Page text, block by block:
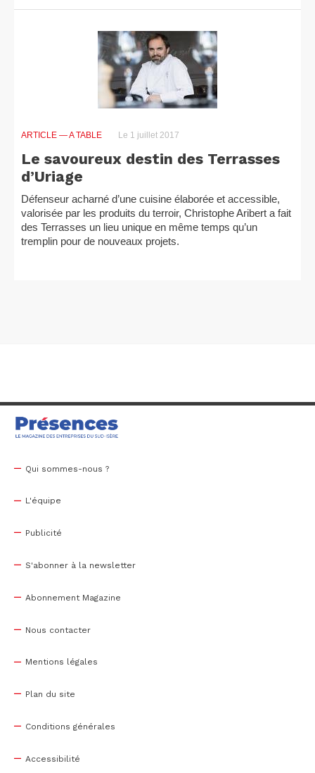
ARTICLE — A TABLE Le 1 juillet 2017
Le savoureux destin des Terrasses
d’Uriage
Défenseur acharné d’une cuisine élaborée et accessible,
valorisée par les produits du terroir, Christophe Aribert a fait
des Terrasses un lieu unique en même temps qu’un
tremplin pour de nouveaux projets.
Qui sommes-nous ?
L'équipe
Publicité
S'abonner à la newsletter
Abonnement Magazine
Nous contacter
Mentions légales
Plan du site
Conditions générales
Accessibilité